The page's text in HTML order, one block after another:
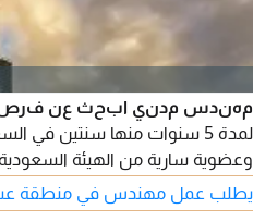
مهندس مدني ابحث عن
لمدة 5 سنوات منها سنتين في
وعضوية سارية من الهيئة
وإدارة المواقع والاشراف واستلام
الانشاءات والبنية التحتية (العقد
يطلب عمل مهندس في منطقة